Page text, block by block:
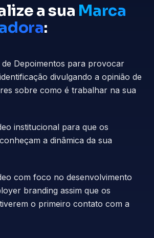
a sua Marca
:
de Depoimentos para provocar
divulgando a opinião de
sobre como é trabalhar na sua
institucional para que os
a dinâmica da sua
com foco no desenvolvimento
branding assim que os
o primeiro contato com a